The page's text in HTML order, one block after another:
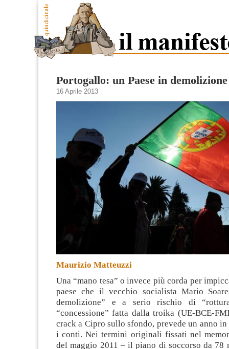
Portogallo: un Paese in demolizione
16 Aprile 2013
Maurizio Matteuzzi
Una “mano tesa” o invece più corda per
paese che il vecchio socialista Mario
demolizione” e a serio rischio di
“concessione” fatta dalla troika (UE-BCE-
crack a Cipro sullo sfondo, prevede un anno
i conti. Nei termini originali fissati nel
del maggio 2011 – il piano di soccorso da 78